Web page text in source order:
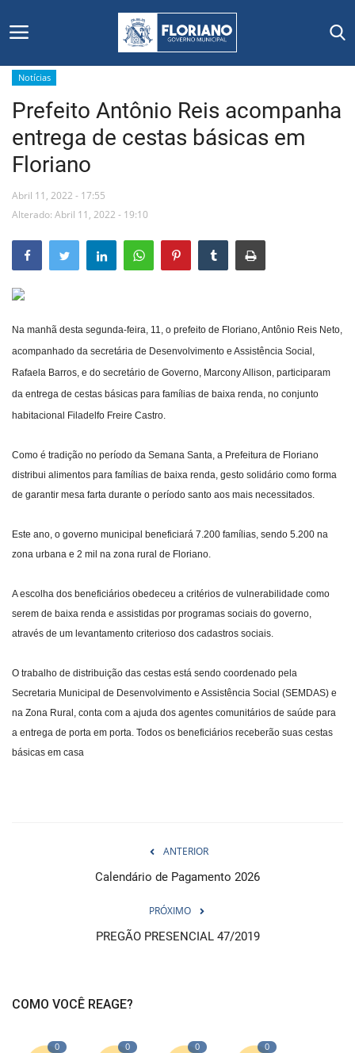
Início
Editais
Floriano
Mural de Licitações
Vídeos
Webmail
Notícias
Prefeito Antônio Reis acompanha
entrega de cestas básicas em
Floriano
Abril 11, 2022 - 17:55
Alterado: Abril 11, 2022 - 19:10
Na manhã desta segunda-feira, 11, o prefeito de Floriano, Antônio Reis Neto,
acompanhado da secretária de Desenvolvimento e Assistência Social,
Rafaela Barros, e do secretário de Governo, Marcony Allison, participaram
da entrega de cestas básicas para famílias de baixa renda, no conjunto
habitacional Filadelfo Freire Castro.
Como é tradição no período da Semana Santa, a Prefeitura de Floriano
distribui alimentos para famílias de baixa renda, gesto solidário como forma
de garantir mesa farta durante o período santo aos mais necessitados.
Este ano, o governo municipal beneficiará 7.200 famílias, sendo 5.200 na
zona urbana e 2 mil na zona rural de Floriano.
A escolha dos beneficiários obedeceu a critérios de vulnerabilidade como
serem de baixa renda e assistidas por programas sociais do governo,
através de um levantamento criterioso dos cadastros sociais.
O trabalho de distribuição das cestas está sendo coordenado pela
Secretaria Municipal de Desenvolvimento e Assistência Social (SEMDAS) e
na Zona Rural, conta com a ajuda dos agentes comunitários de saúde para
a entrega de porta em porta. Todos os beneficiários receberão suas cestas
básicas em casa
ANTERIOR
Calendário de Pagamento 2026
PRÓXIMO
PREGÃO PRESENCIAL 47/2019
COMO VOCÊ REAGE?
0 0 0 0